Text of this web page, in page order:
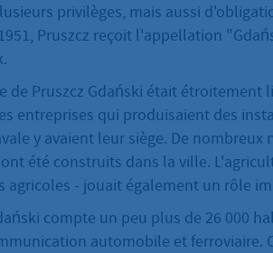
privilèges, mais aussi
Pruszcz reçoit l'appellation
de Pruszcz Gdański était étroitement
entreprises qui produisaient des
y avaient leur siège. De nombreux
été construits dans la ville.
agricoles - jouait également un rôle
compte un peu plus de 26 000
automobile et ferroviaire.